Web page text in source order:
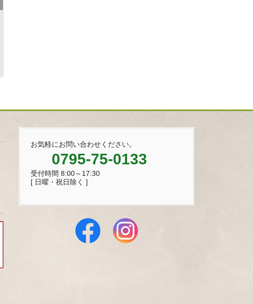
お気軽にお問い合わせください。
0795-75-0133
受付時間 8:00～17:30
[ 日曜・祝日除く ]